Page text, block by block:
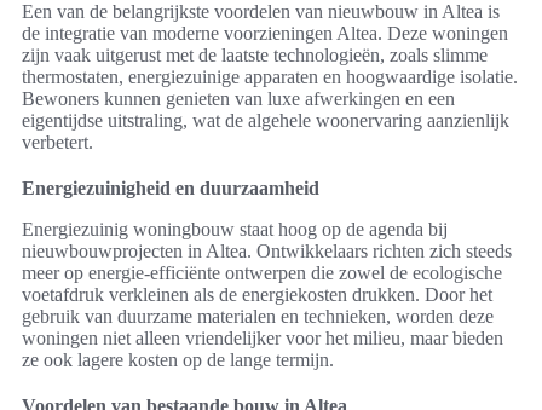
Een van de belangrijkste voordelen van nieuwbouw in Altea is
de integratie van moderne voorzieningen Altea. Deze woningen
zijn vaak uitgerust met de laatste technologieën, zoals slimme
thermostaten, energiezuinige apparaten en hoogwaardige isolatie.
Bewoners kunnen genieten van luxe afwerkingen en een
eigentijdse uitstraling, wat de algehele woonervaring aanzienlijk
verbetert.
Energiezuinigheid en duurzaamheid
Energiezuinig woningbouw staat hoog op de agenda bij
nieuwbouwprojecten in Altea. Ontwikkelaars richten zich steeds
meer op energie-efficiënte ontwerpen die zowel de ecologische
voetafdruk verkleinen als de energiekosten drukken. Door het
gebruik van duurzame materialen en technieken, worden deze
woningen niet alleen vriendelijker voor het milieu, maar bieden
ze ook lagere kosten op de lange termijn.